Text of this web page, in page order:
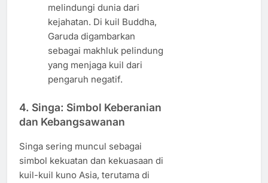
melindungi dunia dari
kejahatan. Di kuil Buddha,
Garuda digambarkan
sebagai makhluk pelindung
yang menjaga kuil dari
pengaruh negatif.
4. Singa: Simbol Keberanian
dan Kebangsawanan
Singa sering muncul sebagai
simbol kekuatan dan kekuasaan di
kuil-kuil kuno Asia, terutama di